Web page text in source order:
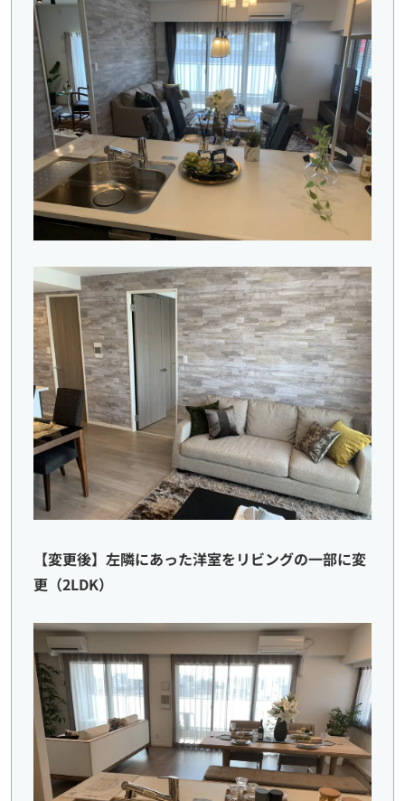
【変更後】左隣にあった洋室をリビングの一部に変
更（2LDK）